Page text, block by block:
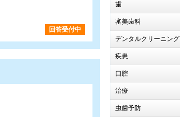
回答受付中
歯
審美歯科
デンタルクリーニング
疾患
口腔
治療
虫歯予防